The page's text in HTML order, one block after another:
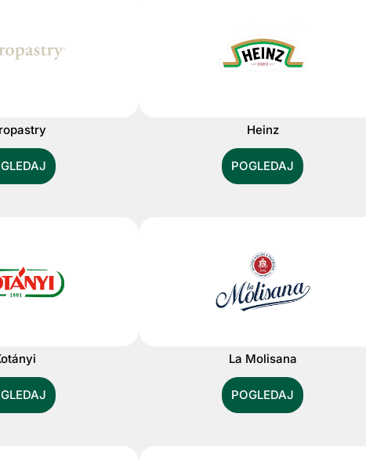
Heinz
POGLEDAJ
La Molisana
POGLEDAJ